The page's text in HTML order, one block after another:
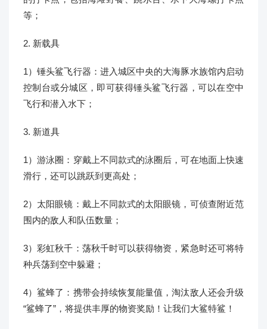
等；
2. 新载具
1）锤头鲨飞行器：进入城区中央的大海豚水族馆内启动
控制台或分城区，即可获得锤头鲨飞行器，可以在空中
飞行和潜入水下；
3. 新道具
1）游泳圈：穿戴上不同款式的泳圈后，可在地面上快速
滑行，还可以跳跃到更高处；
2）太阳眼镜：戴上不同款式的太阳眼镜，可侦查附近范
围内的敌人和队伍数量；
3）彩虹秋千：荡秋千时可以获得物资，紧急时还可将特
种兵荡到空中躲避；
4）鲨蜂了：携带会持续恢复能量值，淘汰敌人还会升级
“鲨蜂了”，将提供丰厚的物资奖励！让我们大鲨特鲨！